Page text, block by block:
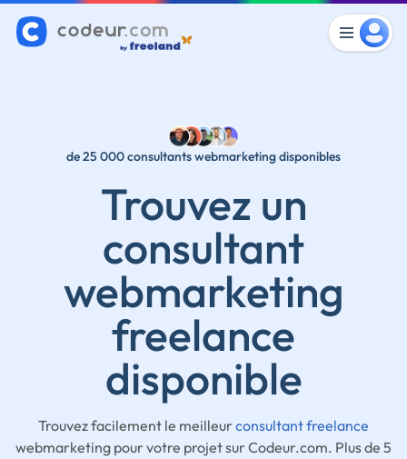
de 25 000 consultants webmarketing disponibles
Trouvez un
consultant
webmarketing
freelance
disponible
Trouvez facilement le meilleurconsultant freelance
webmarketing pour votre projet sur Codeur.com. Plus de 5